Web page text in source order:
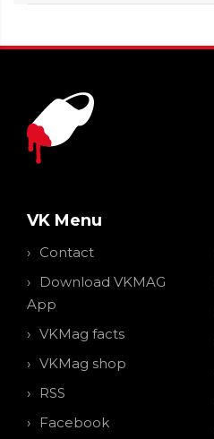
VK Menu
Contact
Download VKMAG
App
VKMag facts
VKMag shop
RSS
Facebook